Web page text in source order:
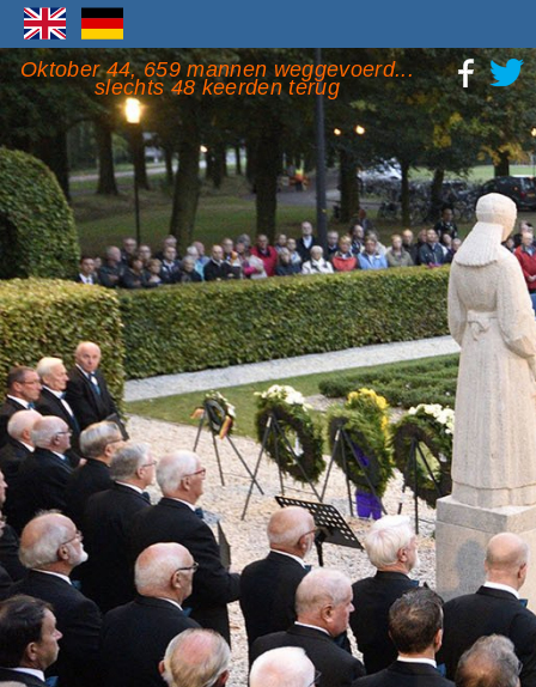
Oktober 44, 659 mannen weggevoerd...
slechts 48 keerden terug